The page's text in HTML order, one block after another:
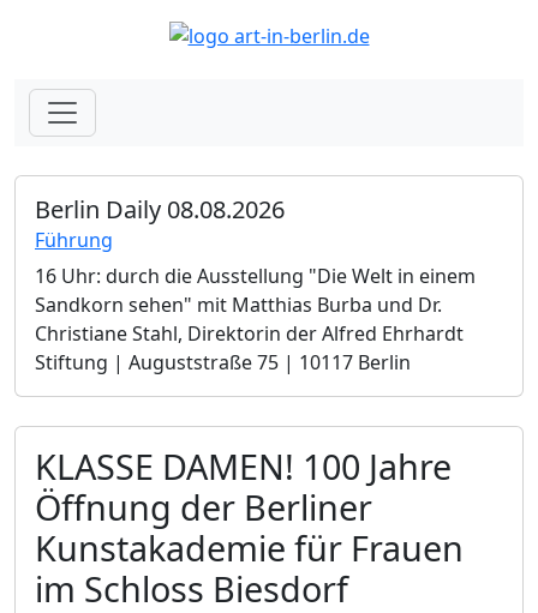
Berlin Daily 08.08.2026
Führung
16 Uhr: durch die Ausstellung "Die Welt in einem
Sandkorn sehen" mit Matthias Burba und Dr.
Christiane Stahl, Direktorin der Alfred Ehrhardt
Stiftung | Auguststraße 75 | 10117 Berlin
KLASSE DAMEN! 100 Jahre
Öffnung der Berliner
Kunstakademie für Frauen
im Schloss Biesdorf